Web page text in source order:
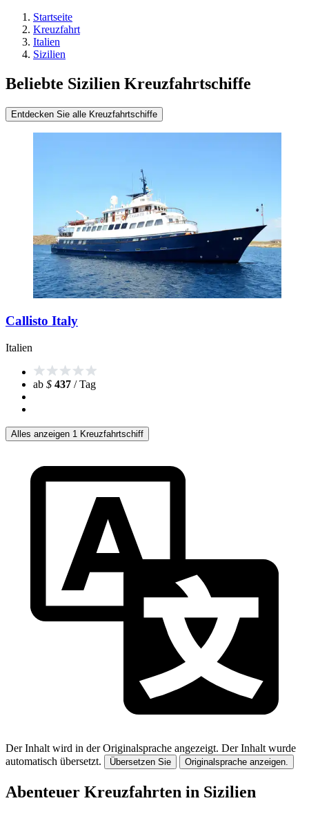
Startseite
Kreuzfahrt
Italien
Sizilien
Beliebte Sizilien Kreuzfahrtschiffe
Entdecken Sie alle Kreuzfahrtschiffe
Callisto Italy
Italien
ab $ 437 / Tag
Alles anzeigen 1 Kreuzfahrtschiff
Der Inhalt wird in der Originalsprache angezeigt. Der Inhalt wurde
automatisch übersetzt.
Übersetzen Sie Originalsprache anzeigen.
Abenteuer Kreuzfahrten in Sizilien